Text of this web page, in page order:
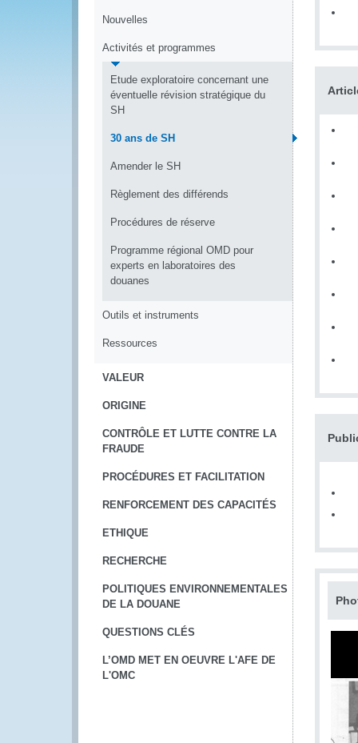
Nouvelles
Activités et programmes
Etude exploratoire concernant une
éventuelle révision stratégique du
SH
30 ans de SH
Amender le SH
Règlement des différends
Procédures de réserve
Programme régional OMD pour
experts en laboratoires des
douanes
Outils et instruments
Ressources
VALEUR
ORIGINE
CONTRÔLE ET LUTTE CONTRE LA
FRAUDE
PROCÉDURES ET FACILITATION
RENFORCEMENT DES CAPACITÉS
ETHIQUE
RECHERCHE
POLITIQUES ENVIRONNEMENTALES
DE LA DOUANE
QUESTIONS CLÉS
L’OMD MET EN OEUVRE L'AFE DE
L'OMC